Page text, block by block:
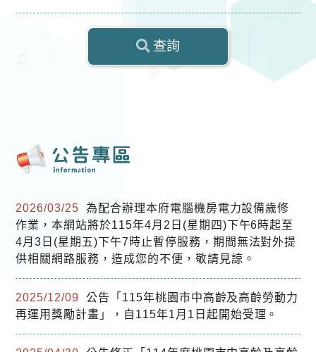
查詢
身分證統一
編號
查詢結果
備註
姓 名
身分證統一
2026/03/25
為配合辦理本府電腦機房電力設備歲修
作業，本網站將於115年4月2日(星期四)下午6時起至
4月3日(星期五)下午7時止暫停服務，期間無法對外提
供相關網路服務，造成您的不便，敬請見諒。
2025/12/09
公告「115年桃園市中高齡及高齡勞動力
再運用獎勵計畫」，自115年1月1日起開始受理。